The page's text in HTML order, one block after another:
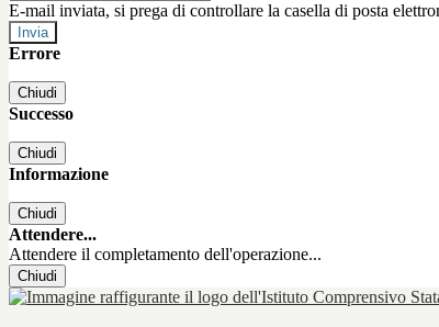
E-mail inviata, si prega di controllare la casella di posta
Errore
Chiudi
Successo
Chiudi
Informazione
Chiudi
Attendere...
Attendere il completamento dell'operazione...
Chiudi